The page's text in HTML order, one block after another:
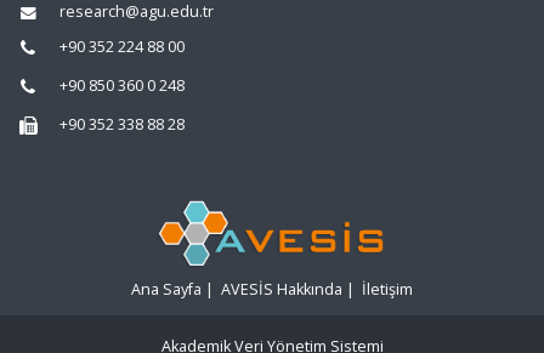
research@agu.edu.tr
+90 352 224 88 00
+90 850 360 0 248
+90 352 338 88 28
Ana Sayfa | AVESİS Hakkında | İletişim
Akademik Veri Yönetim Sistemi